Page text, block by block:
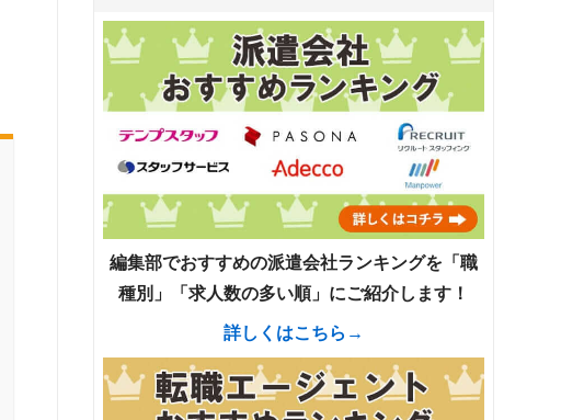
編集部でおすすめの派遣会社ランキングを「職
種別」「求人数の多い順」にご紹介します！
詳しくはこちら→